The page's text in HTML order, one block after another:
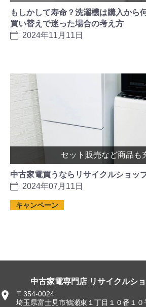
もしかして寿命？洗濯機は購入から
買い替えで迷った場合の考え方
2024年11月11日
セット販売など商品も
中古家電買うならリサイクルショッ
2024年07月11日
キャンペーン
中古家電専門店 リサイクルシ
〒354-0024
埼玉県富士見市鶴瀬東１丁目１０番１